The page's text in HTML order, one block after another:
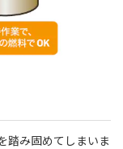
踏み固めてしまいま